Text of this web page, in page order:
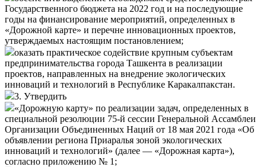
Государственного бюджета на 2022 год и на последующие
годы на финансирование мероприятий, определенных в
«Дорожной карте» и перечне инновационных проектов,
утверждаемых настоящим постановлением;
оказать практическое содействие крупным субъектам
предпринимательства города Ташкента в реализации
проектов, направленных на внедрение экологических
инноваций и технологий в Республике Каракалпакстан.
3. Утвердить
«Дорожную карту» по реализации задач, определенных в
специальной резолюции 75-й сессии Генеральной Ассамблеи
Организации Объединенных Наций от 18 мая 2021 года «Об
объявлении региона Приаралья зоной экологических
инноваций и технологий» (далее — «Дорожная карта»),
согласно приложению № 1 ;